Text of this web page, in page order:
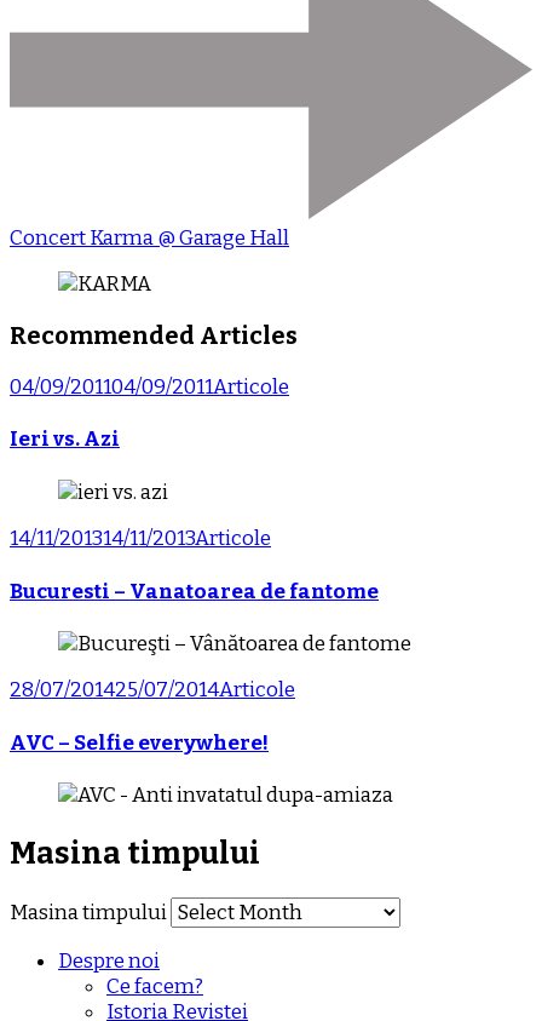
Concert Karma @ Garage Hall
Recommended Articles
04/09/201104/09/2011Articole
Ieri vs. Azi
14/11/201314/11/2013Articole
Bucuresti – Vanatoarea de fantome
28/07/201425/07/2014Articole
AVC – Selfie everywhere!
Masina timpului
Masina timpului
Despre noi
Ce facem?
Istoria Revistei